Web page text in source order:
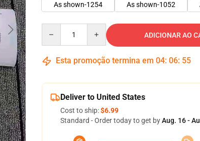
As shown-1254
As shown-1052
ADICIONAR AO
Esta promoção termina em 04: 06: 54
Deliver to United States
Cost to ship:$6.99
Standard - Order today to get byAug. 16 -